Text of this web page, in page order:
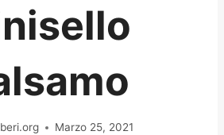
Marzo 25, 2021